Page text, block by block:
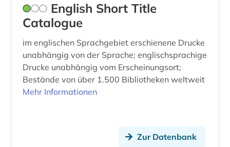
inventar (1)
irland (6)
islam (1)
island (1)
English Short Title
Catalogue
im englischen Sprachgebiet erschienene Drucke
unabhängig von der Sprache; englischsprachige
Drucke unabhängig vom Erscheinungsort;
Bestände von über 1.500 Bibliotheken weltweit
Mehr Informationen
Zur Datenbank